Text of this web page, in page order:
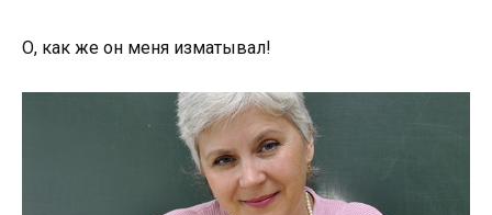
О, как же он меня изматывал!